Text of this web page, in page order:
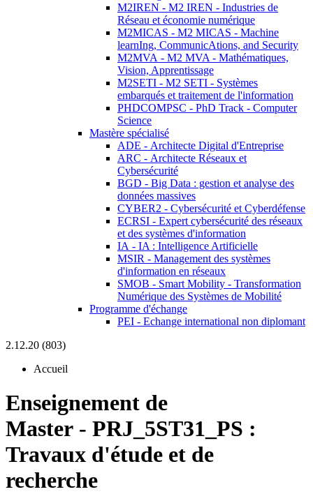
M2IREN - M2 IREN - Industries de
Réseau et économie numérique
M2MICAS - M2 MICAS - Machine
learnIng, CommunicAtions, and Security
M2MVA - M2 MVA - Mathématiques,
Vision, Apprentissage
M2SETI - M2 SETI - Systèmes
embarqués et traitement de l'information
PHDCOMPSC - PhD Track - Computer
Science
Mastère spécialisé
ADE - Architecte Digital d'Entreprise
ARC - Architecte Réseaux et
Cybersécurité
BGD - Big Data : gestion et analyse des
données massives
CYBER2 - Cybersécurité et Cyberdéfense
ECRSI - Expert cybersécurité des réseaux
et des systèmes d'information
IA - IA : Intelligence Artificielle
MSIR - Management des systèmes
d'information en réseaux
SMOB - Smart Mobility - Transformation
Numérique des Systèmes de Mobilité
Programme d'échange
PEI - Echange international non diplomant
2.12.20 (803)
Accueil
Enseignement de
Master - PRJ_5ST31_PS :
Travaux d'étude et de
recherche